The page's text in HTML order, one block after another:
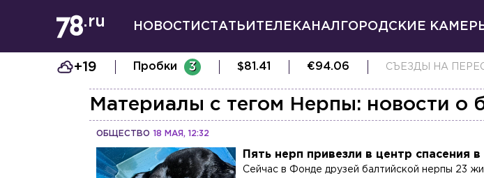
НОВОСТИ СТАТЬИ ТЕЛЕКАНАЛ ГОРОДСКИЕ
+19 Пробки 3 $81.41 €94.06 СЪЕЗДЫ НА
Материалы с тегом Нерпы: новости о
ОБЩЕСТВО 18 МАЯ, 12:32
Пять нерп привезли в центр
Сейчас в Фонде друзей балтийской нерпы 23